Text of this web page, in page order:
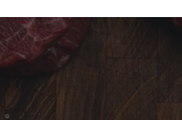
Доставка та оплата